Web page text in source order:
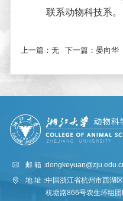
联系动物科技系。
上一篇： 无 下一篇： 晏向华
邮 箱：
地 址：中国浙江省杭州市西湖
杭塘路866号农生环组团